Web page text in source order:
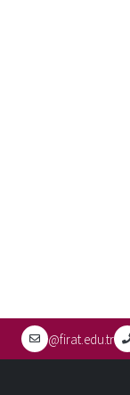
@firat.edu.tr